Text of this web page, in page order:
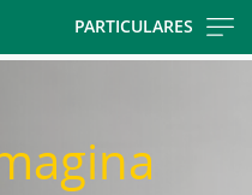
PARTICULARES